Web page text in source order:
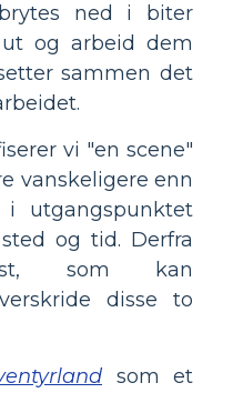
ned i biter
og arbeid dem
sammen det
vi "en scene"
vanskeligere enn
utgangspunktet
og tid. Derfra
som kan
disse to
som et